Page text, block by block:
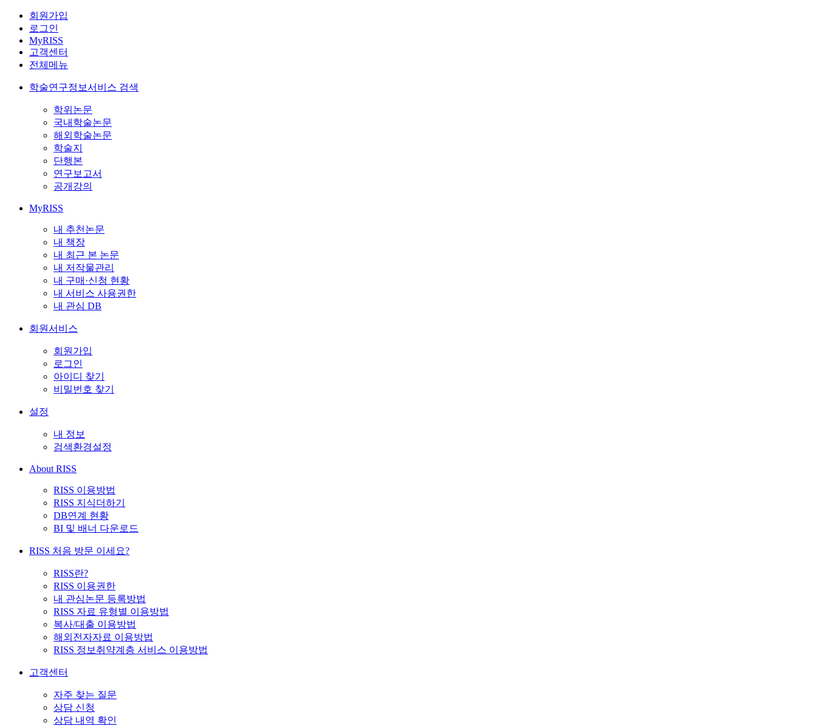
회원가입
로그인
MyRISS
고객센터
전체메뉴
학술연구정보서비스 검색
학위논문
국내학술논문
해외학술논문
학술지
단행본
연구보고서
공개강의
MyRISS
내 추천논문
내 책장
내 최근 본 논문
내 저작물관리
내 구매·신청 현황
내 서비스 사용권한
내 관심 DB
회원서비스
회원가입
로그인
아이디 찾기
비밀번호 찾기
설정
내 정보
검색환경설정
About RISS
RISS 이용방법
RISS 지식더하기
DB연계 현황
BI 및 배너 다운로드
RISS 처음 방문 이세요?
RISS란?
RISS 이용권한
내 관심논문 등록방법
RISS 자료 유형별 이용방법
복사/대출 이용방법
해외전자자료 이용방법
RISS 정보취약계층 서비스 이용방법
고객센터
자주 찾는 질문
상담 신청
상담 내역 확인